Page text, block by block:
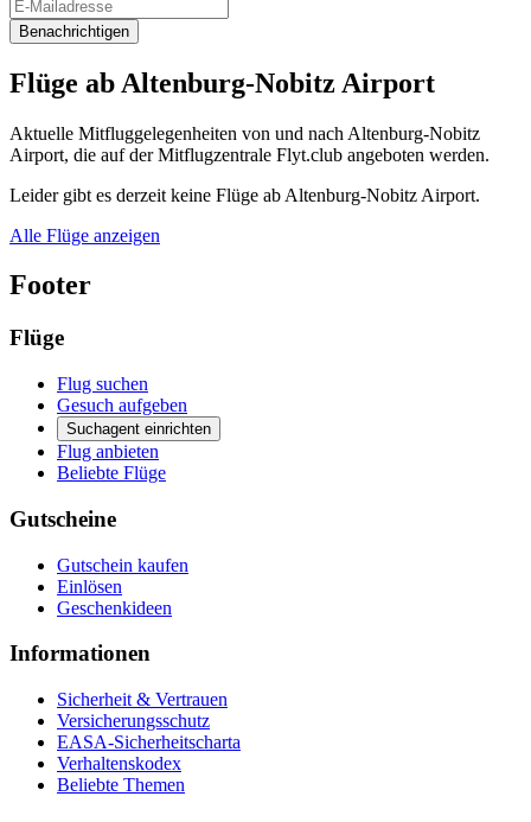
Benachrichtigen
Flüge ab Altenburg-Nobitz Airport
Aktuelle Mitfluggelegenheiten von und nach Altenburg-Nobitz
Airport, die auf der Mitflugzentrale Flyt.club angeboten werden.
Leider gibt es derzeit keine Flüge ab Altenburg-Nobitz Airport.
Alle Flüge anzeigen
Footer
Flüge
Flug suchen
Gesuch aufgeben
Suchagent einrichten
Flug anbieten
Beliebte Flüge
Gutscheine
Gutschein kaufen
Einlösen
Geschenkideen
Informationen
Sicherheit & Vertrauen
Versicherungsschutz
EASA-Sicherheitscharta
Verhaltenskodex
Beliebte Themen